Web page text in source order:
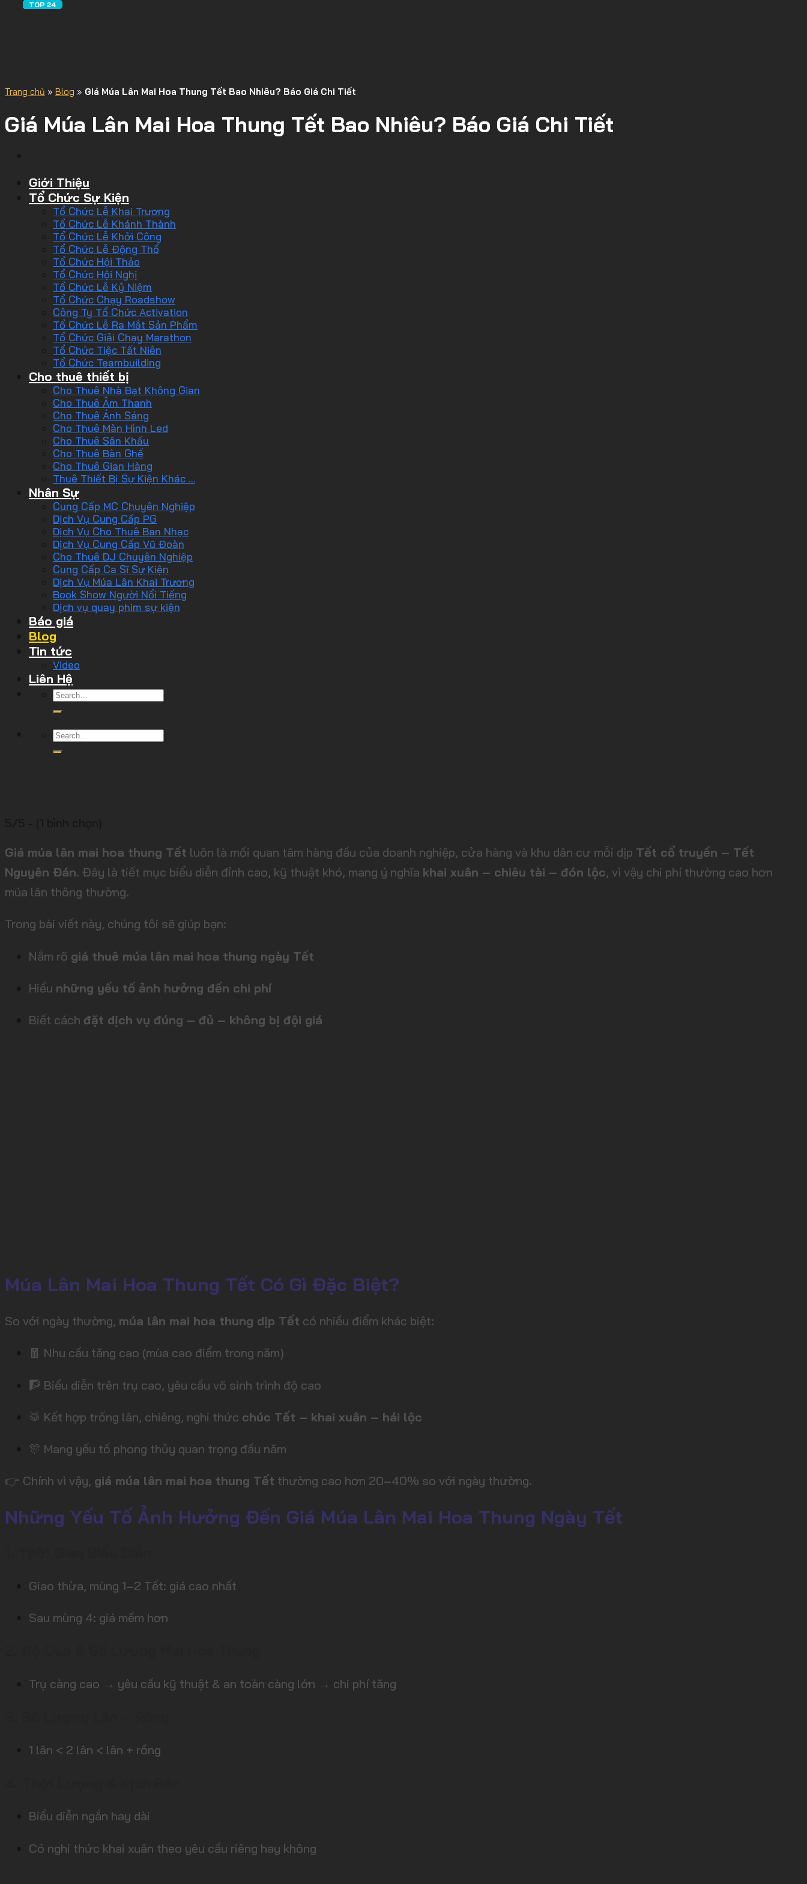
Giới Thiệu
Tổ Chức Sự Kiện
Tổ Chức Lễ Khai Trương
Tổ Chức Lễ Khánh Thành
Tổ Chức Lễ Khởi Công
Tổ Chức Lễ Động Thổ
Tổ Chức Hội Thảo
Tổ Chức Hội Nghị
Tổ Chức Lễ Kỷ Niệm
Tổ Chức Chạy Roadshow
Công Ty Tổ Chức Activation
Tổ Chức Lễ Ra Mắt Sản Phẩm
Tổ Chức Giải Chạy Marathon
Tổ Chức Tiệc Tất Niên
Tổ Chức Teambuilding
Cho thuê thiết bị
Cho Thuê Nhà Bạt Không Gian
Cho Thuê Âm Thanh
Cho Thuê Ánh Sáng
Cho Thuê Màn Hình Led
Cho Thuê Sân Khấu
Cho Thuê Bàn Ghế
Cho Thuê Gian Hàng
Thuê Thiết Bị Sự Kiện Khác …
Nhân Sự
Cung Cấp MC Chuyên Nghiệp
Dịch Vụ Cung Cấp PG
Dịch Vụ Cho Thuê Ban Nhạc
Dịch Vụ Cung Cấp Vũ Đoàn
Cho Thuê DJ Chuyên Nghiệp
Cung Cấp Ca Sĩ Sự Kiện
Dịch Vụ Múa Lân Khai Trương
Book Show Người Nổi Tiếng
Dịch vụ quay phim sự kiện
Báo giá
Blog
Tin tức
Video
Liên Hệ
Trang chủ » Blog » Giá Múa Lân Mai Hoa Thung Tết Bao Nhiêu? Báo Giá Chi Tiết
Giá Múa Lân Mai Hoa Thung Tết Bao Nhiêu? Báo Giá Chi Tiết
Giá múa lân mai hoa thung Tết luôn là mối quan tâm hàng đầu của doanh nghiệp, cửa hàng và khu dân cư mỗi dịp Tết cổ truyền – Tết
Nguyên Đán. Đây là tiết mục biểu diễn đỉnh cao, kỹ thuật khó, mang ý nghĩa khai xuân – chiêu tài – đón lộc, vì vậy chi phí thường cao hơn
múa lân thông thường.
Trong bài viết này, chúng tôi sẽ giúp bạn:
Nắm rõ giá thuê múa lân mai hoa thung ngày Tết
Hiểu những yếu tố ảnh hưởng đến chi phí
Biết cách đặt dịch vụ đúng – đủ – không bị đội giá
Múa Lân Mai Hoa Thung Tết Có Gì Đặc Biệt?
So với ngày thường, múa lân mai hoa thung dịp Tết có nhiều điểm khác biệt:
🧧 Nhu cầu tăng cao (mùa cao điểm trong năm)
🧗 Biểu diễn trên trụ cao, yêu cầu võ sinh trình độ cao
🥁 Kết hợp trống lân, chiêng, nghi thức chúc Tết – khai xuân – hái lộc
🎊 Mang yếu tố phong thủy quan trọng đầu năm
👉 Chính vì vậy, giá múa lân mai hoa thung Tết thường cao hơn 20–40% so với ngày thường.
Những Yếu Tố Ảnh Hưởng Đến Giá Múa Lân Mai Hoa Thung Ngày Tết
Giao thừa, mùng 1–2 Tết: giá cao nhất
Sau mùng 4: giá mềm hơn
Trụ càng cao → yêu cầu kỹ thuật & an toàn càng lớn → chi phí tăng
1 lân < 2 lân < lân + rồng
Biểu diễn ngắn hay dài
Có nghi thức khai xuân theo yêu cầu riêng hay không